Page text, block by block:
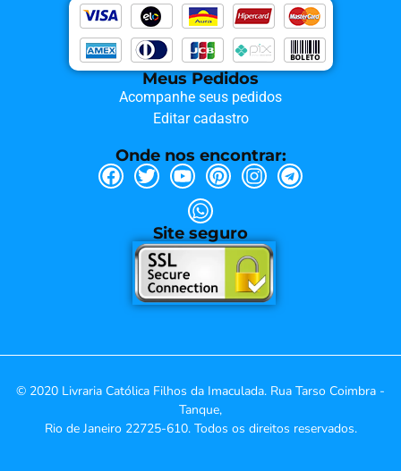
Meus Pedidos
Acompanhe seus pedidos
Editar cadastro
Onde nos encontrar:
Site seguro
© 2020 Livraria Católica Filhos da Imaculada. Rua Tarso Coimbra -
Tanque,
Rio de Janeiro 22725-610. Todos os direitos reservados.